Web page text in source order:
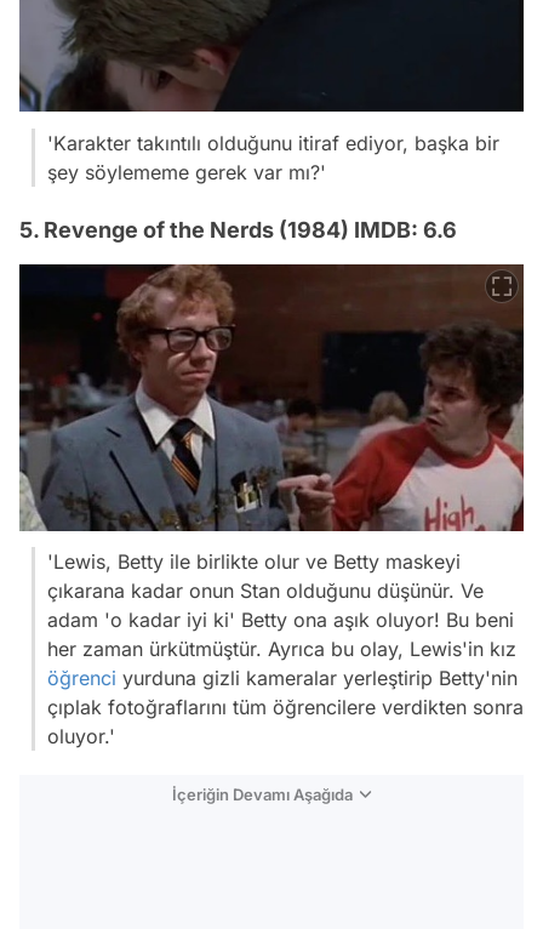
'Karakter takıntılı olduğunu itiraf ediyor, başka bir
şey söylememe gerek var mı?'
5. Revenge of the Nerds (1984) IMDB: 6.6
'Lewis, Betty ile birlikte olur ve Betty maskeyi
çıkarana kadar onun Stan olduğunu düşünür. Ve
adam 'o kadar iyi ki' Betty ona aşık oluyor! Bu beni
her zaman ürkütmüştür. Ayrıca bu olay, Lewis'in kız
öğrenci yurduna gizli kameralar yerleştirip Betty'nin
çıplak fotoğraflarını tüm öğrencilere verdikten sonra
oluyor.'
İçeriğin Devamı Aşağıda